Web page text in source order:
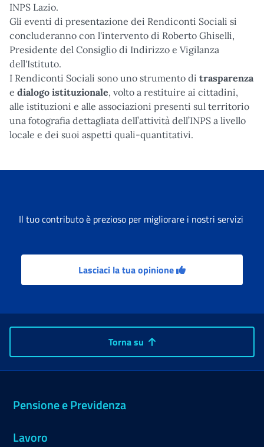
INPS Lazio.
Gli eventi di presentazione dei Rendiconti Sociali si
concluderanno con l'intervento di Roberto Ghiselli,
Presidente del Consiglio di Indirizzo e Vigilanza
dell'Istituto.
I Rendiconti Sociali sono uno strumento di trasparenza
e dialogo istituzionale, volto a restituire ai cittadini,
alle istituzioni e alle associazioni presenti sul territorio
una fotografia dettagliata dell’attività dell’INPS a livello
locale e dei suoi aspetti quali-quantitativi.
Il tuo contributo è prezioso per migliorare i nostri servizi
Lasciaci la tua opinione
Torna su
Pensione e Previdenza
Lavoro